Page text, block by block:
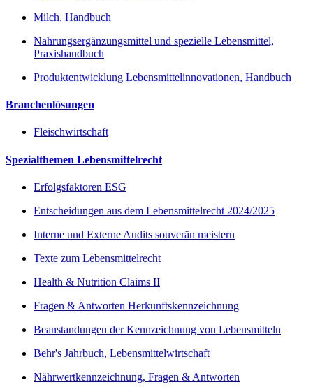
Milch, Handbuch
Nahrungsergänzungsmittel und spezielle Lebensmittel,
Praxishandbuch
Produktentwicklung Lebensmittelinnovationen, Handbuch
Branchenlösungen
Fleischwirtschaft
Spezialthemen Lebensmittelrecht
Erfolgsfaktoren ESG
Entscheidungen aus dem Lebensmittelrecht 2024/2025
Interne und Externe Audits souverän meistern
Texte zum Lebensmittelrecht
Health & Nutrition Claims II
Fragen & Antworten Herkunftskennzeichnung
Beanstandungen der Kennzeichnung von Lebensmitteln
Behr's Jahrbuch, Lebensmittelwirtschaft
Nährwertkennzeichnung, Fragen & Antworten